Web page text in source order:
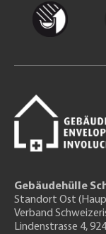
Gebäudehülle
Standort Ost
Verband
Lindenstrasse 4,